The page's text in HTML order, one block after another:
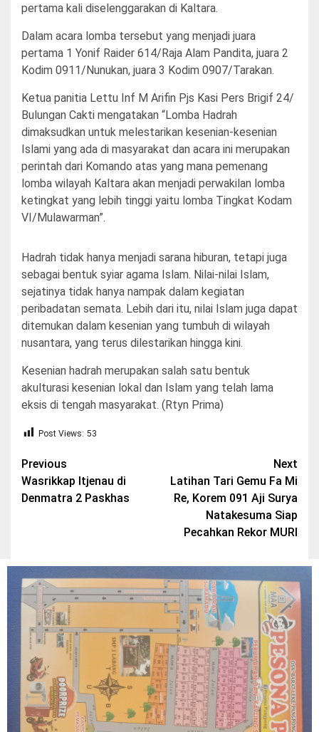
pertama kali diselenggarakan di Kaltara.
Dalam acara lomba tersebut yang menjadi juara
pertama 1 Yonif Raider 614/Raja Alam Pandita, juara 2
Kodim 0911/Nunukan, juara 3 Kodim 0907/Tarakan.
Ketua panitia Lettu Inf M Arifin Pjs Kasi Pers Brigif 24/
Bulungan Cakti mengatakan “Lomba Hadrah
dimaksudkan untuk melestarikan kesenian-kesenian
Islami yang ada di masyarakat dan acara ini merupakan
perintah dari Komando atas yang mana pemenang
lomba wilayah Kaltara akan menjadi perwakilan lomba
ketingkat yang lebih tinggi yaitu lomba Tingkat Kodam
VI/Mulawarman”.
Hadrah tidak hanya menjadi sarana hiburan, tetapi juga
sebagai bentuk syiar agama Islam. Nilai-nilai Islam,
sejatinya tidak hanya nampak dalam kegiatan
peribadatan semata. Lebih dari itu, nilai Islam juga dapat
ditemukan dalam kesenian yang tumbuh di wilayah
nusantara, yang terus dilestarikan hingga kini.
Kesenian hadrah merupakan salah satu bentuk
akulturasi kesenian lokal dan Islam yang telah lama
eksis di tengah masyarakat. (Rtyn Prima)
Post Views: 53
Post
navigation
Previous
Wasrikkap Itjenau di
Denmatra 2 Paskhas
Next
Latihan Tari Gemu Fa Mi
Re, Korem 091 Aji Surya
Natakesuma Siap
Pecahkan Rekor MURI